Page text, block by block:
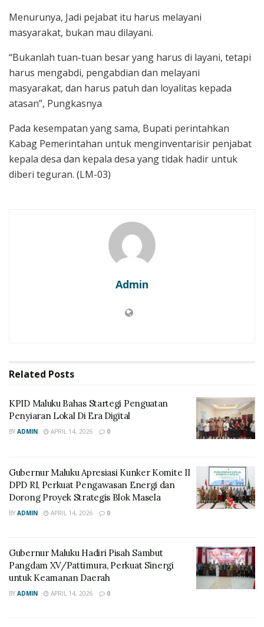
Menurunya, Jadi pejabat itu harus melayani
masyarakat, bukan mau dilayani.
“Bukanlah tuan-tuan besar yang harus di layani, tetapi
harus mengabdi, pengabdian dan melayani
masyarakat, dan harus patuh dan loyalitas kepada
atasan”, Pungkasnya
Pada kesempatan yang sama, Bupati perintahkan
Kabag Pemerintahan untuk menginventarisir penjabat
kepala desa dan kepala desa yang tidak hadir untuk
diberi teguran. (LM-03)
Admin
Related Posts
KPID Maluku Bahas Startegi Penguatan
Penyiaran Lokal Di Era Digital
BY ADMIN APRIL 14, 2026 0
Gubernur Maluku Apresiasi Kunker Komite II
DPD RI, Perkuat Pengawasan Energi dan
Dorong Proyek Strategis Blok Masela
BY ADMIN APRIL 14, 2026 0
Gubernur Maluku Hadiri Pisah Sambut
Pangdam XV/Pattimura, Perkuat Sinergi
untuk Keamanan Daerah
BY ADMIN APRIL 14, 2026 0